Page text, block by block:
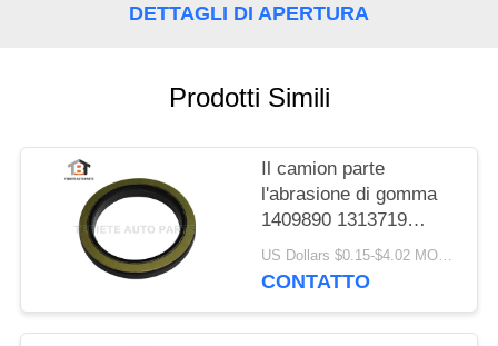
DETTAGLI DI APERTURA
Prodotti Simili
Il camion parte
l'abrasione di gomma
1409890 1313719
resistenti di
invecchiamento
US Dollars $0.15-$4.02 MOQ:10PCS
CONTATTO